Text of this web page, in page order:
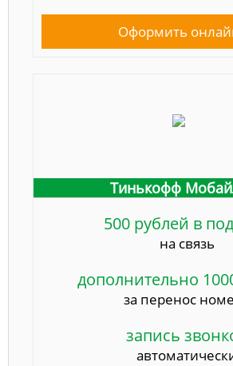
Оформить
Тинькофф
500 рублей в
на связь
дополнительно
за перенос
запись